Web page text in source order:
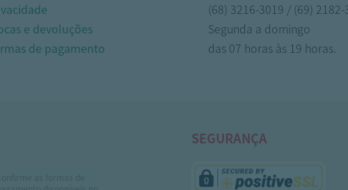
e devoluções
de pagamento
(68) 3216-3019 / (69) 2182-
Segunda a domingo
das 07 horas às 19 horas.
SEGURANÇA